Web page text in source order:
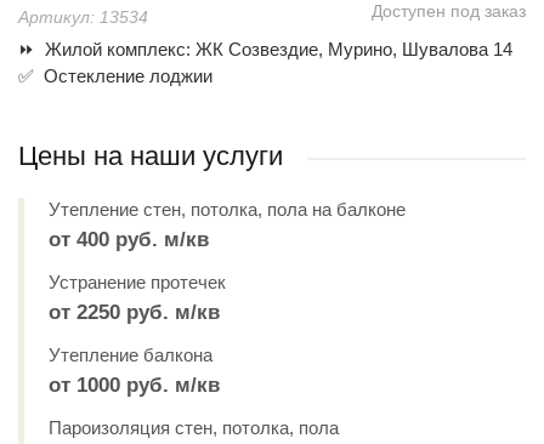
Артикул: 13534 Доступен под заказ
⏩ Жилой комплекс: ЖК Созвездие, Мурино, Шувалова 14
✅ Остекление лоджии
Цены на наши услуги
Утепление стен, потолка, пола на балконе
от 400 руб. м/кв
Устранение протечек
от 2250 руб. м/кв
Утепление балкона
от 1000 руб. м/кв
Пароизоляция стен, потолка, пола